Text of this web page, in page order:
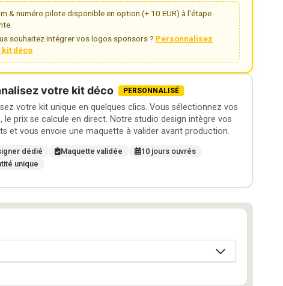
& numéro pilote disponible en option (+ 10 EUR) à l'étape
souhaitez intégrer vos logos sponsors ? Personnalisez
kit déco
votre kit déco PERSONNALISÉ
votre kit unique en quelques clics. Vous sélectionnez vos
le prix se calcule en direct. Notre studio design intègre vos
et vous envoie une maquette à valider avant production.
dédié Maquette validée
10 jours ouvrés
unique